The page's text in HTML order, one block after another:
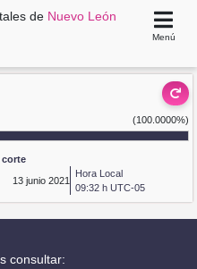
de Nuevo León
Menú
(100.0000%)
13 junio 2021
Hora Local
09:32 h UTC-05
consultar: